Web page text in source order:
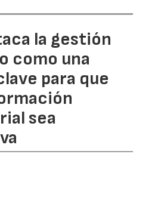
la gestión
como una
para que
sea